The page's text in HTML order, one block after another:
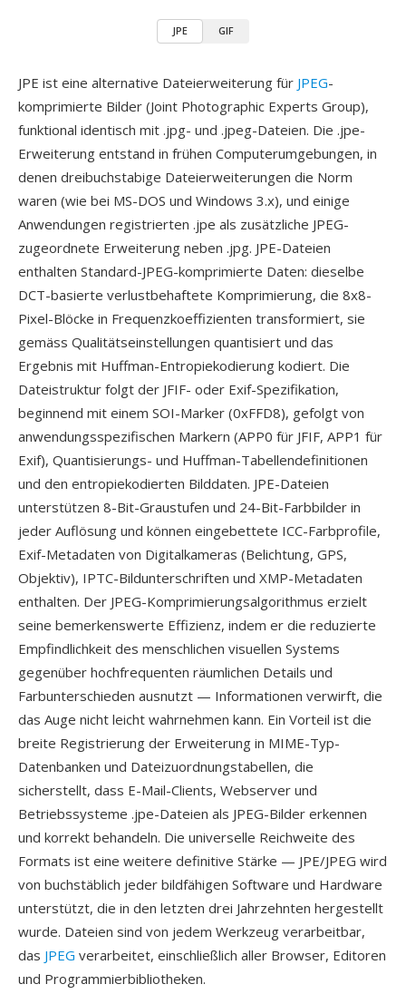
JPE GIF
JPE ist eine alternative Dateierweiterung für JPEG-
komprimierte Bilder (Joint Photographic Experts Group),
funktional identisch mit .jpg- und .jpeg-Dateien. Die .jpe-
Erweiterung entstand in frühen Computerumgebungen, in
denen dreibuchstabige Dateierweiterungen die Norm
waren (wie bei MS-DOS und Windows 3.x), und einige
Anwendungen registrierten .jpe als zusätzliche JPEG-
zugeordnete Erweiterung neben .jpg. JPE-Dateien
enthalten Standard-JPEG-komprimierte Daten: dieselbe
DCT-basierte verlustbehaftete Komprimierung, die 8x8-
Pixel-Blöcke in Frequenzkoeffizienten transformiert, sie
gemäss Qualitätseinstellungen quantisiert und das
Ergebnis mit Huffman-Entropiekodierung kodiert. Die
Dateistruktur folgt der JFIF- oder Exif-Spezifikation,
beginnend mit einem SOI-Marker (0xFFD8), gefolgt von
anwendungsspezifischen Markern (APP0 für JFIF, APP1 für
Exif), Quantisierungs- und Huffman-Tabellendefinitionen
und den entropiekodierten Bilddaten. JPE-Dateien
unterstützen 8-Bit-Graustufen und 24-Bit-Farbbilder in
jeder Auflösung und können eingebettete ICC-Farbprofile,
Exif-Metadaten von Digitalkameras (Belichtung, GPS,
Objektiv), IPTC-Bildunterschriften und XMP-Metadaten
enthalten. Der JPEG-Komprimierungsalgorithmus erzielt
seine bemerkenswerte Effizienz, indem er die reduzierte
Empfindlichkeit des menschlichen visuellen Systems
gegenüber hochfrequenten räumlichen Details und
Farbunterschieden ausnutzt — Informationen verwirft, die
das Auge nicht leicht wahrnehmen kann. Ein Vorteil ist die
breite Registrierung der Erweiterung in MIME-Typ-
Datenbanken und Dateizuordnungstabellen, die
sicherstellt, dass E-Mail-Clients, Webserver und
Betriebssysteme .jpe-Dateien als JPEG-Bilder erkennen
und korrekt behandeln. Die universelle Reichweite des
Formats ist eine weitere definitive Stärke — JPE/JPEG wird
von buchstäblich jeder bildfähigen Software und Hardware
unterstützt, die in den letzten drei Jahrzehnten hergestellt
wurde. Dateien sind von jedem Werkzeug verarbeitbar,
das JPEG verarbeitet, einschließlich aller Browser, Editoren
und Programmierbibliotheken.